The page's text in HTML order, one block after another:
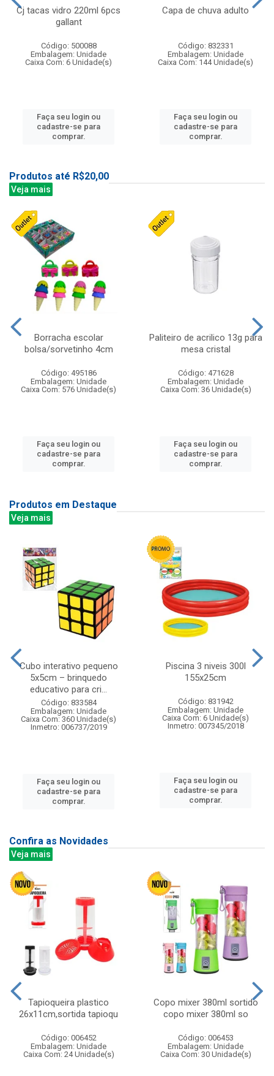
Cj tacas vidro 220ml 6pcs
gallant
Código: 500088
Embalagem: Unidade
Caixa Com: 6 Unidade(s)
Faça seu login ou
cadastre-se para
comprar.
Capa de chuva adulto
Código: 832331
Embalagem: Unidade
Caixa Com: 144 Unidade(s)
Faça seu login ou
cadastre-se para
comprar.
Produtos até R$20,00
Veja mais
Borracha escolar
bolsa/sorvetinho 4cm
Código: 495186
Embalagem: Unidade
Caixa Com: 576 Unidade(s)
Faça seu login ou
cadastre-se para
comprar.
Paliteiro de acrilico 13g para
mesa cristal
Código: 471628
Embalagem: Unidade
Caixa Com: 36 Unidade(s)
Faça seu login ou
cadastre-se para
comprar.
Produtos em Destaque
Veja mais
Cubo interativo pequeno
5x5cm – brinquedo
educativo para cri...
Código: 833584
Embalagem: Unidade
Caixa Com: 360 Unidade(s)
Inmetro: 006737/2019
Faça seu login ou
cadastre-se para
comprar.
Piscina 3 niveis 300l
155x25cm
Código: 831942
Embalagem: Unidade
Caixa Com: 6 Unidade(s)
Inmetro: 007345/2018
Faça seu login ou
cadastre-se para
comprar.
Confira as Novidades
Veja mais
Tapioqueira plastico
26x11cm,sortida tapioqu
Código: 006452
Embalagem: Unidade
Caixa Com: 24 Unidade(s)
Copo mixer 380ml sortido
copo mixer 380ml so
Código: 006453
Embalagem: Unidade
Caixa Com: 30 Unidade(s)